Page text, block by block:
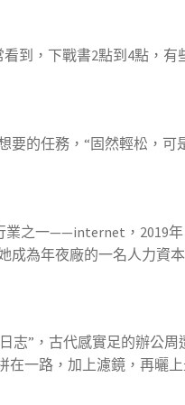
到，下戰書2點到4點，有
的任務，“固然輕松，可
業之一——internet，2019
成為年夜廠的一名人力資
志”，古代感實足的辦公周
在一路，加上濾鏡，再曬